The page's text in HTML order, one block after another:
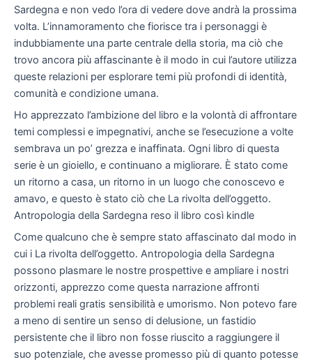
Sardegna e non vedo l’ora di vedere dove andrà la prossima
volta. L’innamoramento che fiorisce tra i personaggi è
indubbiamente una parte centrale della storia, ma ciò che
trovo ancora più affascinante è il modo in cui l’autore utilizza
queste relazioni per esplorare temi più profondi di identità,
comunità e condizione umana.
Ho apprezzato l’ambizione del libro e la volontà di affrontare
temi complessi e impegnativi, anche se l’esecuzione a volte
sembrava un po’ grezza e inaffinata. Ogni libro di questa
serie è un gioiello, e continuano a migliorare. È stato come
un ritorno a casa, un ritorno in un luogo che conoscevo e
amavo, e questo è stato ciò che La rivolta dell’oggetto.
Antropologia della Sardegna reso il libro così kindle
Come qualcuno che è sempre stato affascinato dal modo in
cui i La rivolta dell’oggetto. Antropologia della Sardegna
possono plasmare le nostre prospettive e ampliare i nostri
orizzonti, apprezzo come questa narrazione affronti
problemi reali gratis sensibilità e umorismo. Non potevo fare
a meno di sentire un senso di delusione, un fastidio
persistente che il libro non fosse riuscito a raggiungere il
suo potenziale, che avesse promesso più di quanto potesse